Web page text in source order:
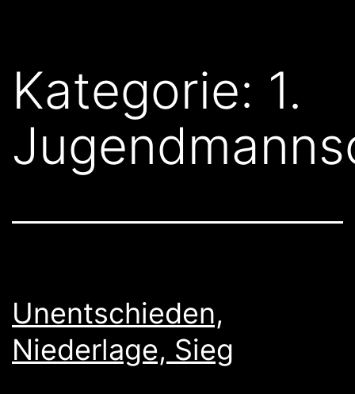
Kategorie: 1.
Unentschieden,
Niederlage, Sieg